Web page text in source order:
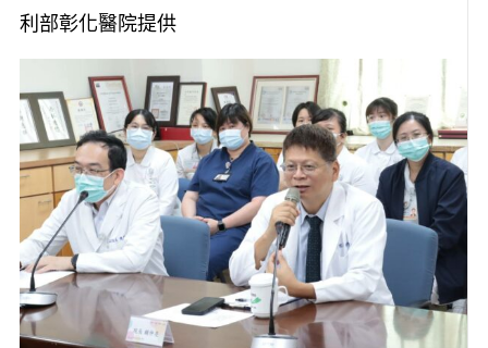
利部彰化醫院提供